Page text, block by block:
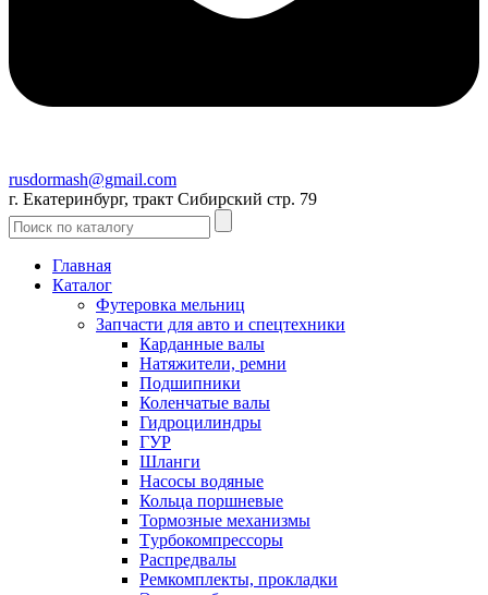
rusdormash@gmail.com
г. Екатеринбург, тракт Сибирский стр. 79
Главная
Каталог
Футеровка мельниц
Запчасти для авто и спецтехники
Карданные валы
Натяжители, ремни
Подшипники
Коленчатые валы
Гидроцилиндры
ГУР
Шланги
Насосы водяные
Кольца поршневые
Тормозные механизмы
Tурбокомпрессоры
Распредвалы
Ремкомплекты, прокладки